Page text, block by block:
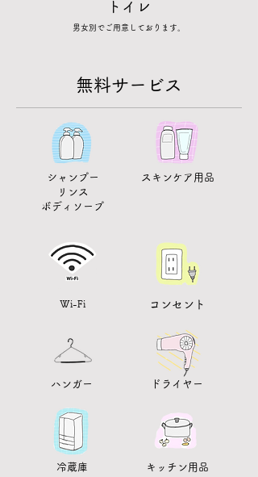
トイレ
男女別でご用意しております。
無料サービス
シャンプー
リンス
​ボディソープ
Wi-Fi
ハンガー
冷蔵庫
​スキンケア用品
​コンセント
ドライヤー
キッチン用品